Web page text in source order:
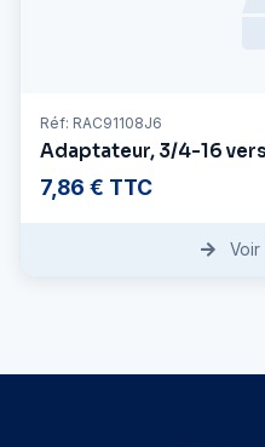
Réf: RAC91108J6
Adaptateur, 3/4-16
7,86 € TTC
Voir